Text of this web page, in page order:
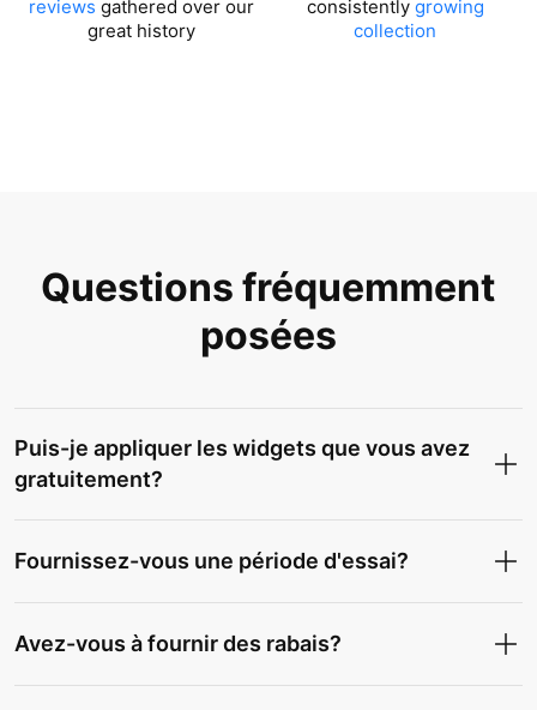
reviews gathered over our
great history
consistently growing
collection
Questions fréquemment
posées
Puis-je appliquer les widgets que vous avez
gratuitement?
Fournissez-vous une période d'essai?
Avez-vous à fournir des rabais?